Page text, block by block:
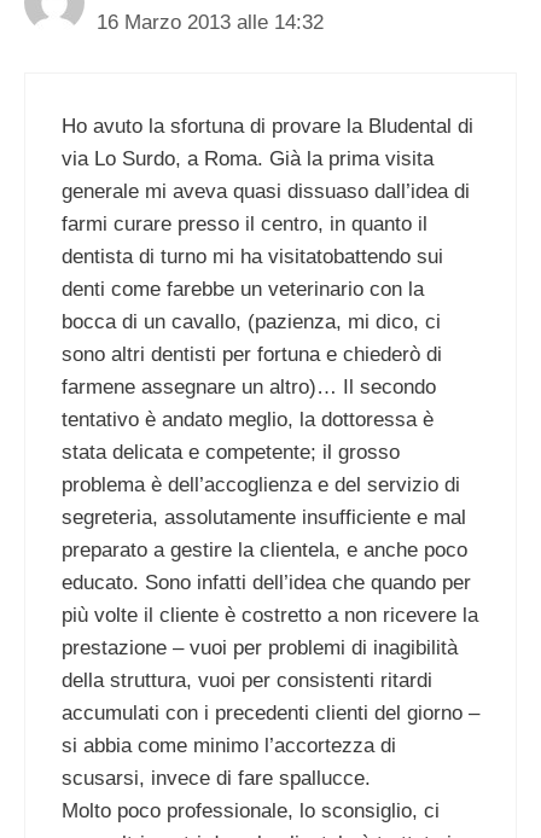
16 Marzo 2013 alle 14:32
Ho avuto la sfortuna di provare la Bludental di
via Lo Surdo, a Roma. Già la prima visita
generale mi aveva quasi dissuaso dall’idea di
farmi curare presso il centro, in quanto il
dentista di turno mi ha visitatobattendo sui
denti come farebbe un veterinario con la
bocca di un cavallo, (pazienza, mi dico, ci
sono altri dentisti per fortuna e chiederò di
farmene assegnare un altro)… Il secondo
tentativo è andato meglio, la dottoressa è
stata delicata e competente; il grosso
problema è dell’accoglienza e del servizio di
segreteria, assolutamente insufficiente e mal
preparato a gestire la clientela, e anche poco
educato. Sono infatti dell’idea che quando per
più volte il cliente è costretto a non ricevere la
prestazione – vuoi per problemi di inagibilità
della struttura, vuoi per consistenti ritardi
accumulati con i precedenti clienti del giorno –
si abbia come minimo l’accortezza di
scusarsi, invece di fare spallucce.
Molto poco professionale, lo sconsiglio, ci